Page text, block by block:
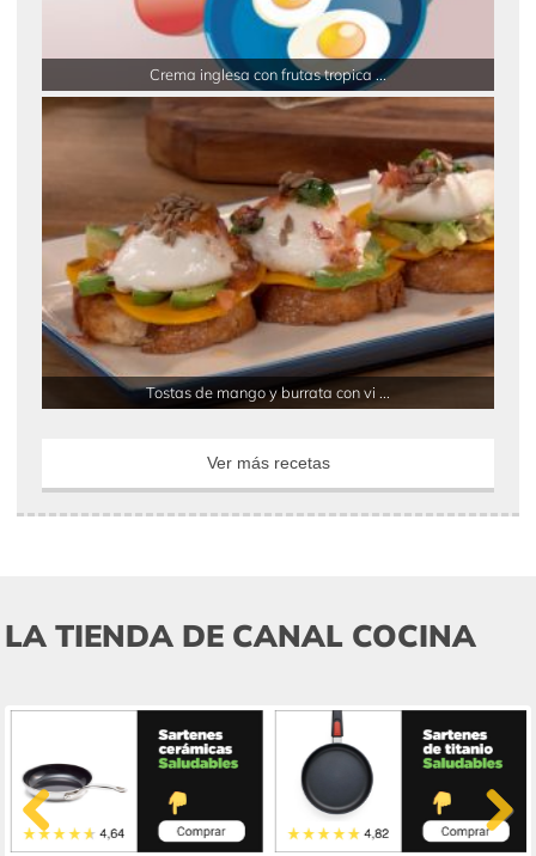
Crema inglesa con frutas tropica ...
Tostas de mango y burrata con vi ...
Ver más recetas
LA TIENDA DE CANAL COCINA